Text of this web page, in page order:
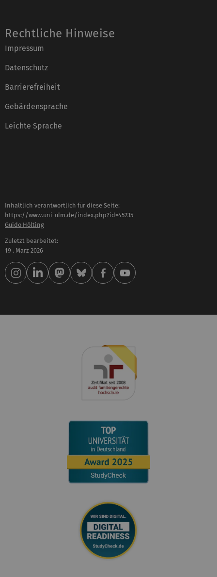
Rechtliche Hinweise
Impressum
Datenschutz
Barrierefreiheit
Gebärdensprache
Leichte Sprache
Inhaltlich verantwortlich für diese Seite:
https://www.uni-ulm.de/index.php?id=45235
Guido Hölting
Zuletzt bearbeitet:
19 . März 2026